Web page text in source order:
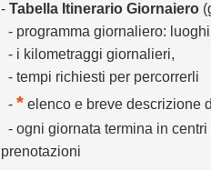
- Tabella Itinerario Giornaiero
- programma giornaliero:
- i kilometraggi giornalieri,
- tempi richiesti per percorrerli
- *elenco e breve descrizione
- ogni giornata termina in
prenotazioni